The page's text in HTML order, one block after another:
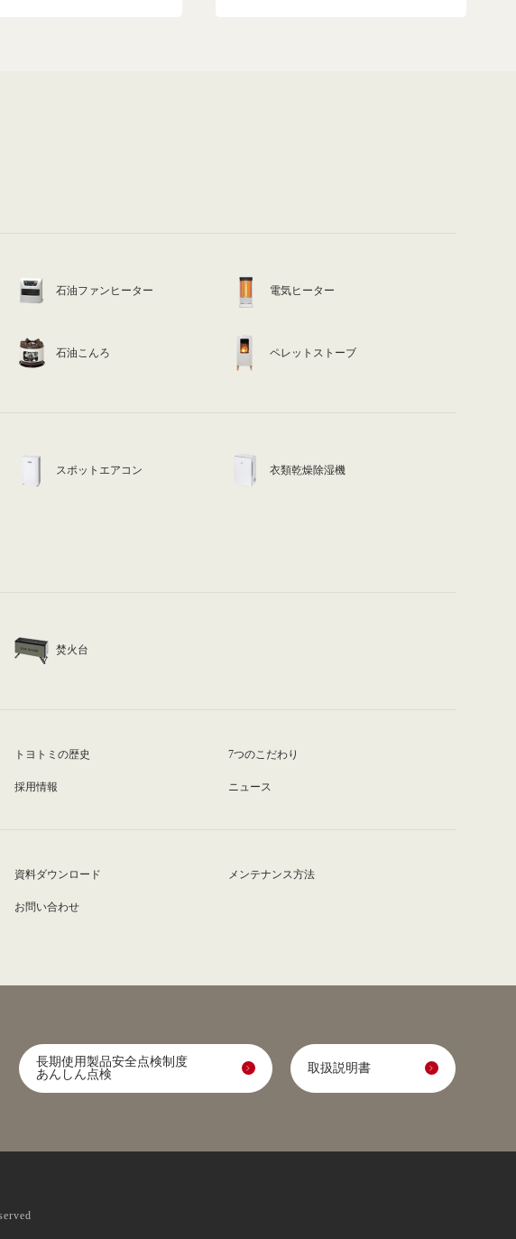
石油ファンヒーター 電気ヒーター
石油こんろ ペレットストーブ
スポットエアコン 衣類乾燥除湿機
焚火台
トヨトミの歴史 7つのこだわり
採用情報 ニュース
資料ダウンロード メンテナンス方法
お問い合わせ
長期使用製品安全点検制度
あんしん点検
取扱説明書